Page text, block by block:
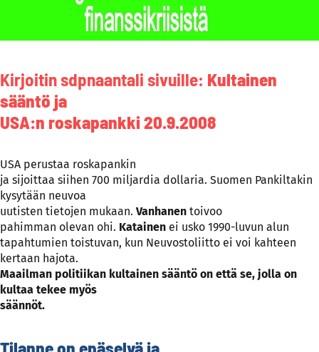
Kirjoitin sdpnaantali sivuille: Kultainen
sääntö ja
USA:n roskapankki 20.9.2008
USA perustaa roskapankin
ja sijoittaa siihen 700 miljardia dollaria. Suomen Pankiltakin
kysytään neuvoa
uutisten tietojen mukaan. Vanhanen toivoo
pahimman olevan ohi. Katainen ei usko 1990-luvun alun
tapahtumien toistuvan, kun Neuvostoliitto ei voi kahteen
kertaan hajota.
Maailman politiikan kultainen sääntö on että se, jolla on
kultaa tekee myös
säännöt.
Tilanne on epäselvä ja